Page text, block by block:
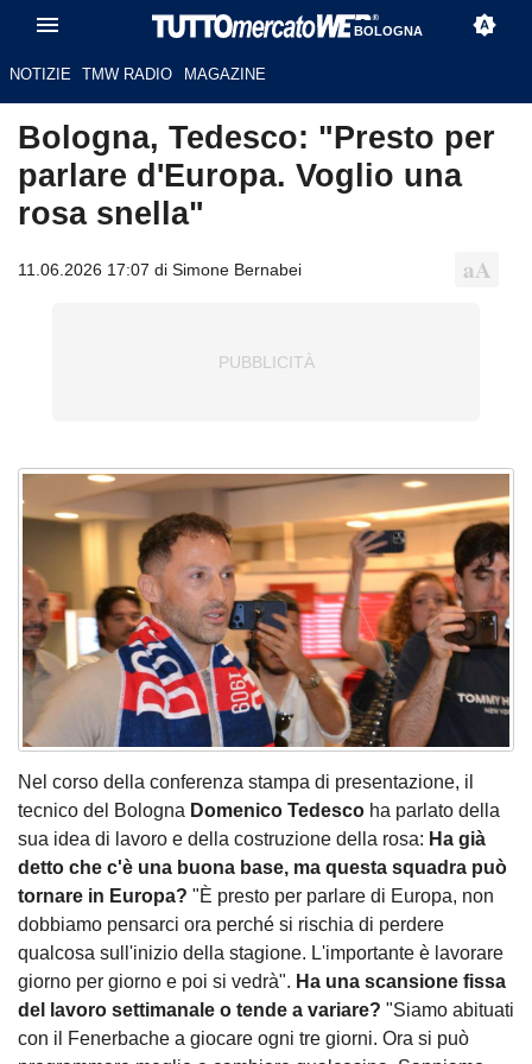
BOLOGNA
NOTIZIE TMW RADIO MAGAZINE
Bologna, Tedesco: "Presto per
parlare d'Europa. Voglio una
rosa snella"
11.06.2026 17:07 di Simone Bernabei
Nel corso della conferenza stampa di presentazione, il
tecnico del Bologna Domenico Tedesco ha parlato della
sua idea di lavoro e della costruzione della rosa: Ha già
detto che c'è una buona base, ma questa squadra può
tornare in Europa? "È presto per parlare di Europa, non
dobbiamo pensarci ora perché si rischia di perdere
qualcosa sull'inizio della stagione. L'importante è lavorare
giorno per giorno e poi si vedrà". Ha una scansione fissa
del lavoro settimanale o tende a variare? "Siamo abituati
con il Fenerbache a giocare ogni tre giorni. Ora si può